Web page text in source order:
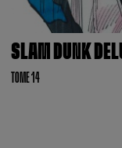
SLAM DUNK
TOME 14